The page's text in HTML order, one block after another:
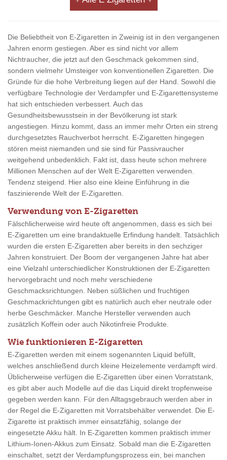
Die Beliebtheit von E-Zigaretten in Zweinig ist in den vergangenen
Jahren enorm gestiegen. Aber es sind nicht vor allem
Nichtraucher, die jetzt auf den Geschmack gekommen sind,
sondern vielmehr Umsteiger von konventionellen Zigaretten. Die
Gründe für die hohe Verbreitung liegen auf der Hand. Sowohl die
verfügbare Technologie der Verdampfer und E-Zigarettensysteme
hat sich entschieden verbessert. Auch das
Gesundheitsbewusstsein in der Bevölkerung ist stark
angestiegen. Hinzu kommt, dass an immer mehr Orten ein streng
durchgesetztes Rauchverbot herrscht. E-Zigaretten hingegen
stören meist niemanden und sie sind für Passivraucher
weitgehend unbedenklich. Fakt ist, dass heute schon mehrere
Millionen Menschen auf der Welt E-Zigaretten verwenden.
Tendenz steigend. Hier also eine kleine Einführung in die
faszinierende Welt der E-Zigaretten.
Verwendung von E-Zigaretten
Fälschlicherweise wird heute oft angenommen, dass es sich bei
E-Zigaretten um eine brandaktuelle Erfindung handelt. Tatsächlich
wurden die ersten E-Zigaretten aber bereits in den sechziger
Jahren konstruiert. Der Boom der vergangenen Jahre hat aber
eine Vielzahl unterschiedlicher Konstruktionen der E-Zigaretten
hervorgebracht und noch mehr verschiedene
Geschmacksrichtungen. Neben süßlichen und fruchtigen
Geschmackrichtungen gibt es natürlich auch eher neutrale oder
herbe Geschmäcker. Manche Hersteller verwenden auch
zusätzlich Koffein oder auch Nikotinfreie Produkte.
Wie funktionieren E-Zigaretten
E-Zigaretten werden mit einem sogenannten Liquid befüllt,
welches anschließend durch kleine Heizelemente verdampft wird.
Üblicherweise verfügen die E-Zigaretten über einen Vorratstank,
es gibt aber auch Modelle auf die das Liquid direkt tropfenweise
gegeben werden kann. Für den Alltagsgebrauch werden aber in
der Regel die E-Zigaretten mit Vorratsbehälter verwendet. Die E-
Zigarette ist praktisch immer einsatzfähig, solange der
eingesetzte Akku hält. In E-Zigaretten kommen praktisch immer
Lithium-Ionen-Akkus zum Einsatz. Sobald man die E-Zigaretten
einschaltet, setzt der Verdampfungsprozess ein, bei manchen